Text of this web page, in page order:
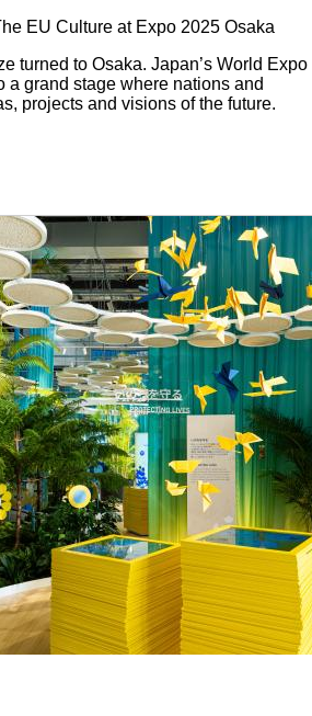
EU Culture at Expo 2025 Osaka
turned to Osaka. Japan’s World Expo
a grand stage where nations and
projects and visions of the future.